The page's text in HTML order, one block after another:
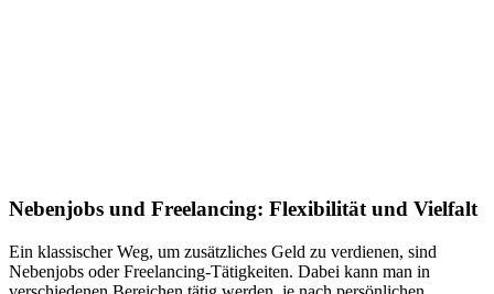
Nebenjobs und Freelancing: Flexibilität und Vielfalt
Ein klassischer Weg, um zusätzliches Geld zu verdienen, sind
Nebenjobs oder Freelancing-Tätigkeiten. Dabei kann man in